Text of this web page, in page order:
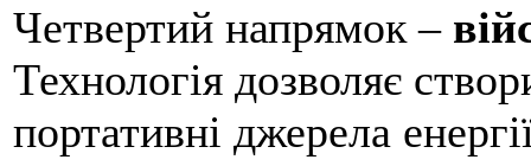
Четвертий напрямок –
Технологія дозволяє
портативні джерела